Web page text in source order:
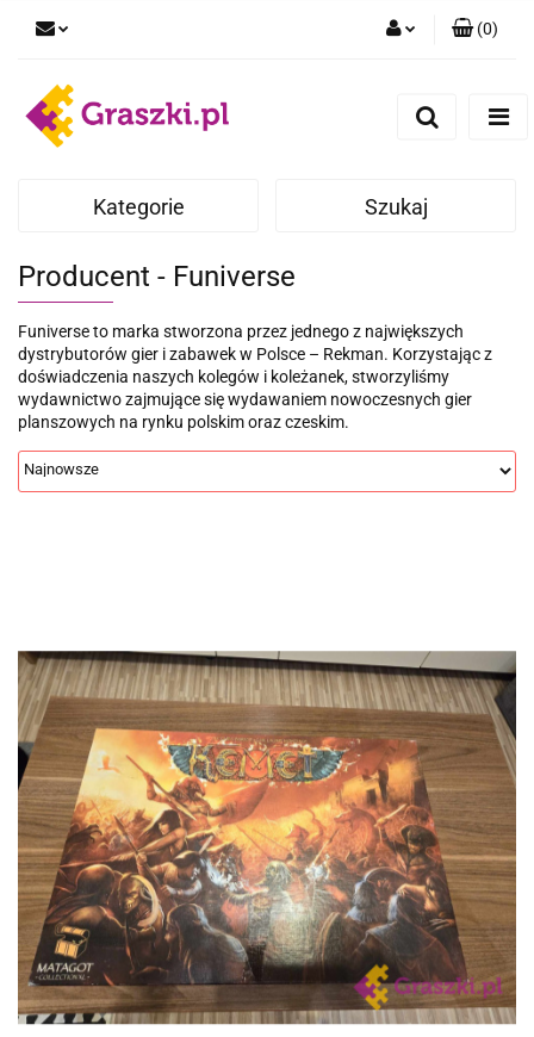
Zgody cookies
(0)
Kategorie Szukaj
Producent - Funiverse
Funiverse to marka stworzona przez jednego z największych
dystrybutorów gier i zabawek w Polsce – Rekman. Korzystając z
doświadczenia naszych kolegów i koleżanek, stworzyliśmy
wydawnictwo zajmujące się wydawaniem nowoczesnych gier
planszowych na rynku polskim oraz czeskim.